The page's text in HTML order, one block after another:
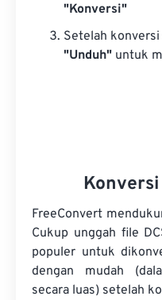
"Konversi"
Setelah
"Unduh" untuk
FreeConvert
Cukup unggah file
populer untuk
dengan mudah
secara luas) setelah